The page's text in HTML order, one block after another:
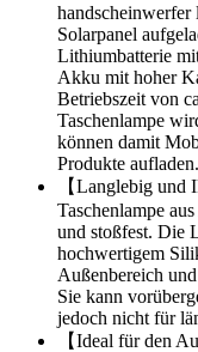
handscheinwerfer
Solarpanel
Lithiumbatterie
Akku mit hoher
Betriebszeit von
Taschenlampe
können damit
Produkte aufladen.
【Langlebig und
Taschenlampe
und stoßfest. Die
hochwertigem
Außenbereich
Sie kann
jedoch nicht für
【Ideal für den